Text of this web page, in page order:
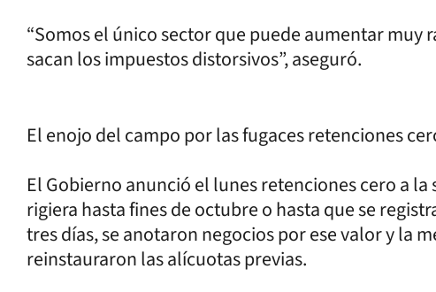
“Somos el único sector que puede aumentar muy
sacan los impuestos distorsivos”, aseguró.
El enojo del campo por las fugaces retenciones
El Gobierno anunció el lunes retenciones cero a la
rigiera hasta fines de octubre o hasta que se
tres días, se anotaron negocios por ese valor y la
reinstauraron las alícuotas previas.